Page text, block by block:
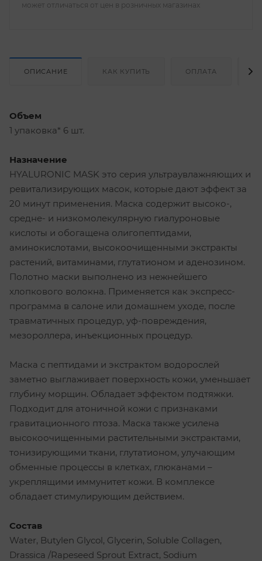
может отличаться от цен в розничных магазинах
ОПИСАНИЕ КАК КУПИТЬ ОПЛАТА
Объем
1 упаковка* 6 шт.
Назначение
HYALURONIC MASK это серия ультраувлажняющих и
ревитализирующих масок, которые дают эффект за
20 минут применения. Маска содержит высоко-,
средне- и низкомолекулярную гиалуроновые
кислоты и обогащена олигопептидами,
аминокислотами, высокоочищенными экстракты
растений, витаминами, глутатионом и аденозином.
Полотно маски выполнено из нежнейшего
хлопкового волокна. Применяется как экспресс-
программа в салоне или домашнем уходе, после
травматичных процедур, уф-повреждения,
мезороллера, инъекционных процедур.
Маска с пептидами и экстрактом водорослей
заметно выглаживает поверхность кожи, уменьшает
глубину морщин. Обладает эффектом подтяжки.
Подходит для атоничной кожи с признаками
гравитационного птоза. Маска также усилена
высокоочищенными растительными экстрактами,
тонизирующими ткани, глутатионом, улучающим
обменные процессы в клетках, глюканами –
укреплящими иммунитет кожи. В комплексе
обладает стимулирующим действием.
Состав
Water, Butylen Glycol, Glycerin, Soluble Collagen,
Drassica /Rapeseed Sprout Extract, Sodium